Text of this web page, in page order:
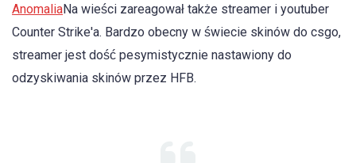
AnomaliaNa wieści zareagował także streamer i youtuber
Counter Strike'a. Bardzo obecny w świecie skinów do csgo,
streamer jest dość pesymistycznie nastawiony do
odzyskiwania skinów przez HFB.